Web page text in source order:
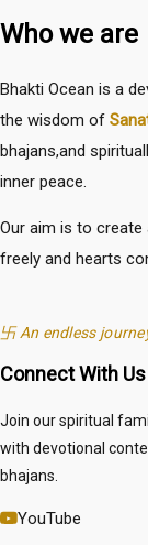
Who we are
Bhakti Ocean is a
the wisdom of
bhajans,and
inner peace.
Our aim is to
freely and hearts
卐 An endless
Connect With Us
Join our spiritual
with devotional
bhajans.
YouTube